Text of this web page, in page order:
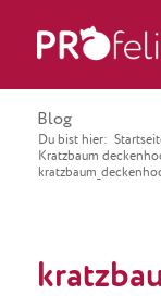
Blog
Du bist hier:
Kratzbaum